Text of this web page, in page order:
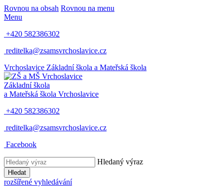
Rovnou na obsah Rovnou na menu
Menu
+420 582386302
reditelka@zsamsvrchoslavice.cz
Vrchoslavice Základní škola a Mateřská škola
Základní škola
a Mateřská škola Vrchoslavice
+420 582386302
reditelka@zsamsvrchoslavice.cz
Facebook
Hledaný výraz
Hledat
rozšířené vyhledávání